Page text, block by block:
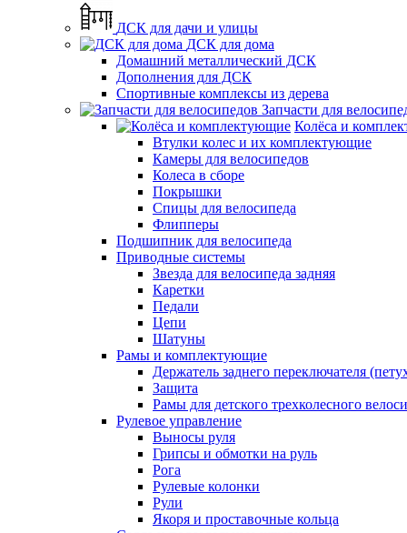
ДСК для дачи и улицы
ДСК для дома
Домашний металлический ДСК
Дополнения для ДСК
Спортивные комплексы из дерева
Запчасти для
Колёса и
Втулки колес и их комплектующие
Камеры для велосипедов
Колеса в сборе
Покрышки
Спицы для велосипеда
Флипперы
Подшипник для велосипеда
Приводные системы
Звезда для велосипеда задняя
Каретки
Педали
Цепи
Шатуны
Рамы и комплектующие
Держатель заднего переключателя
Защита
Рамы для детского трехколесного
Рулевое управление
Выносы руля
Грипсы и обмотки на руль
Рога
Рулевые колонки
Рули
Якоря и проставочные кольца